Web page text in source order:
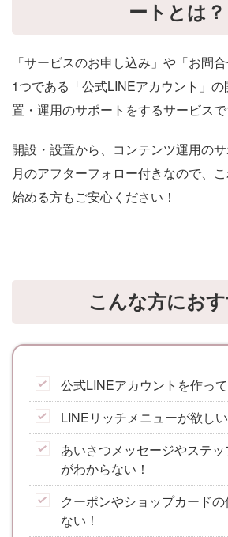
ートとは？
「サービスのお申し込み」や「お問
1つである「公式LINEアカウント」
置・運用のサポートをするサービスで
開設・設置から、コンテンツ運用の
月のアフターフォロー付きなので、
始める方もご安心ください！
こんな方にお
公式LINEアカウントを作っ
LINEリッチメニューが欲しい
あいさつメッセージやステ
がわからない！
クーポンやショップカード
ない！